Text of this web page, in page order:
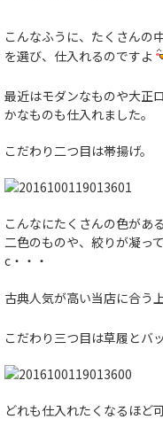
こんなふうに、たくさんの
を選び、仕入れるのですよ
最近はモダンなものや大正
かなものも仕入れました。
こだわり二つ目は帯揚げ。
こんなにたくさんの色があ
二色のものや、絞りが凝っ
c・・・
古典人気が高い当店に合う
こだわり三つ目は草履とバ
どれも仕入れたくなるほど